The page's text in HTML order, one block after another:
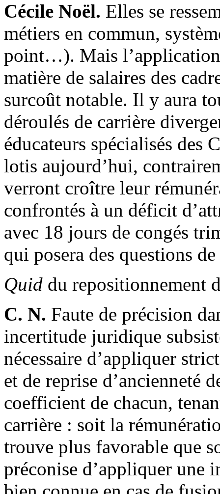
Cécile Noël. Elles se
métiers en commun,
point…). Mais
matière de salaires des
surcoût notable. Il y aura
déroulés de carrière
éducateurs spécialisés des
lotis aujourd’hui,
verront croître leur
confrontés à un déficit
avec 18 jours de congés
qui posera des questions
Quid du repositionnement
C. N. Faute de précision
incertitude juridique
nécessaire d’appliquer
et de reprise d’ancienneté
coefficient de chacun,
carrière : soit la
trouve plus favorable que
préconise d’appliquer une